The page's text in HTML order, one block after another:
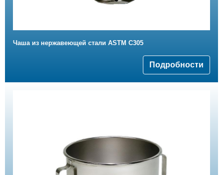
Чаша из нержавеющей стали ASTM C305
Подробности